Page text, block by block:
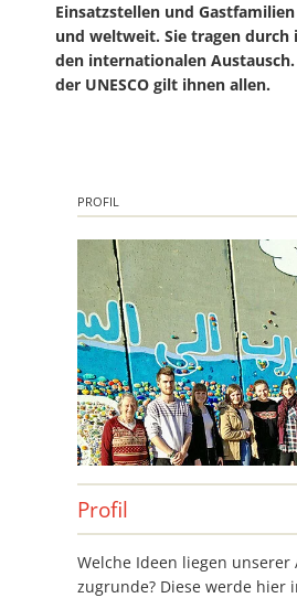
Einsatzstellen und
und weltweit. Sie tragen durch
den internationalen
der UNESCO gilt ihnen allen.
PROFIL
Profil
Welche Ideen liegen unserer
zugrunde? Diese werde hier